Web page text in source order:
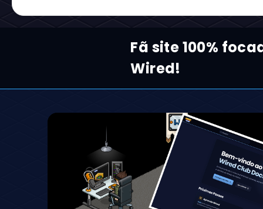
Fã site 100%
Wired!